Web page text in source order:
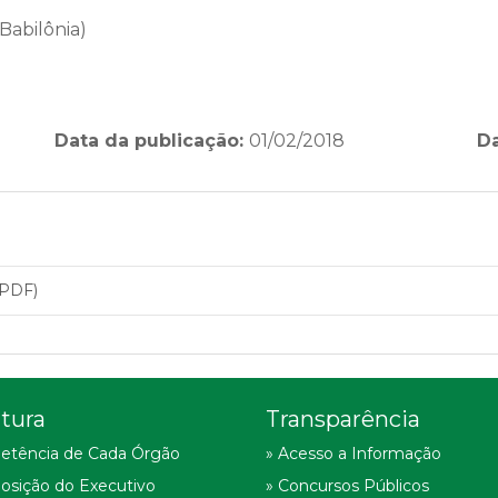
Data da publicação: 01/02/2018
de Cada Órgão
do Executivo
Transparência
» Acesso a Informação
» Concursos Públicos